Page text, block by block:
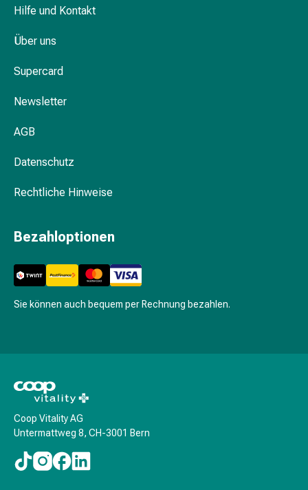
die
Haarstyling
Shampoo
Schuppen
Haarstyling-
Tools
Waschlotions
&
Waschgels
Periodencup
Tampons
Hilfe und Kontakt
Über uns
Supercard
Newsletter
AGB
Datenschutz
Rechtliche Hinweise
Bezahloptionen
Sie können auch bequem per Rechnung bezahlen.
Coop Vitality AG
Untermattweg 8, CH-3001 Bern